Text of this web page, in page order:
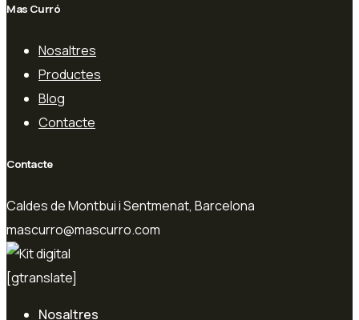
Mas Curró
Nosaltres
Productes
Blog
Contacte
Contacte
Caldes de Montbui i Sentmenat, Barcelona
mascurro@mascurro.com
[gtranslate]
Nosaltres